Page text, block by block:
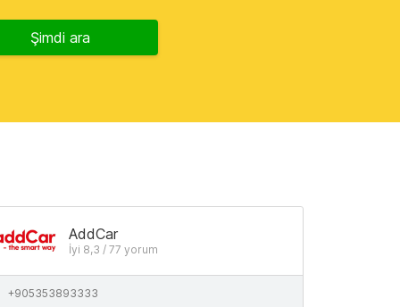
Şimdi ara
AddCar
İyi 8,3 / 77 yorum
+905353893333